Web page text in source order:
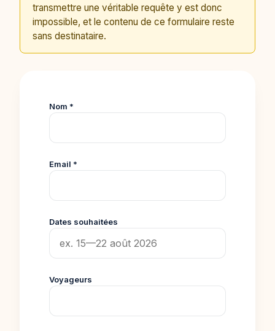
transmettre une véritable requête y est donc
impossible, et le contenu de ce formulaire reste
sans destinataire.
Nom *
Email *
Dates souhaitées
Voyageurs